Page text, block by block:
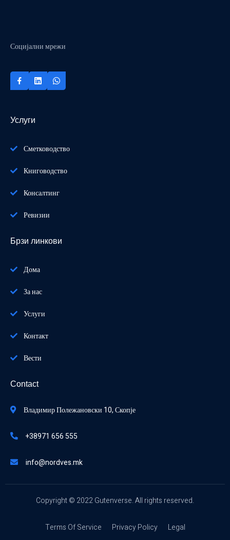
Социјални мрежи
Услуги
Сметководство
Книговодство
Консалтинг
Ревизии
Брзи линкови
Дома
За нас
Услуги
Контакт
Вести
Contact
Владимир Полежановски 10, Скопје
+38971 656 555
info@nordves.mk
Copyright © 2022 Gutenverse. All rights reserved.
Terms Of Service Privacy Policy Legal